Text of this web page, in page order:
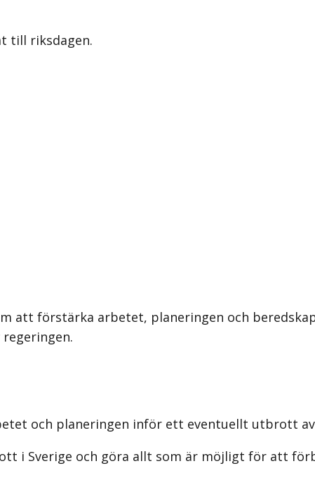
till riksdagen.
att förstärka arbetet, planeringen och
och planeringen inför ett eventuellt utbrott
i Sverige och göra allt som är möjligt för att